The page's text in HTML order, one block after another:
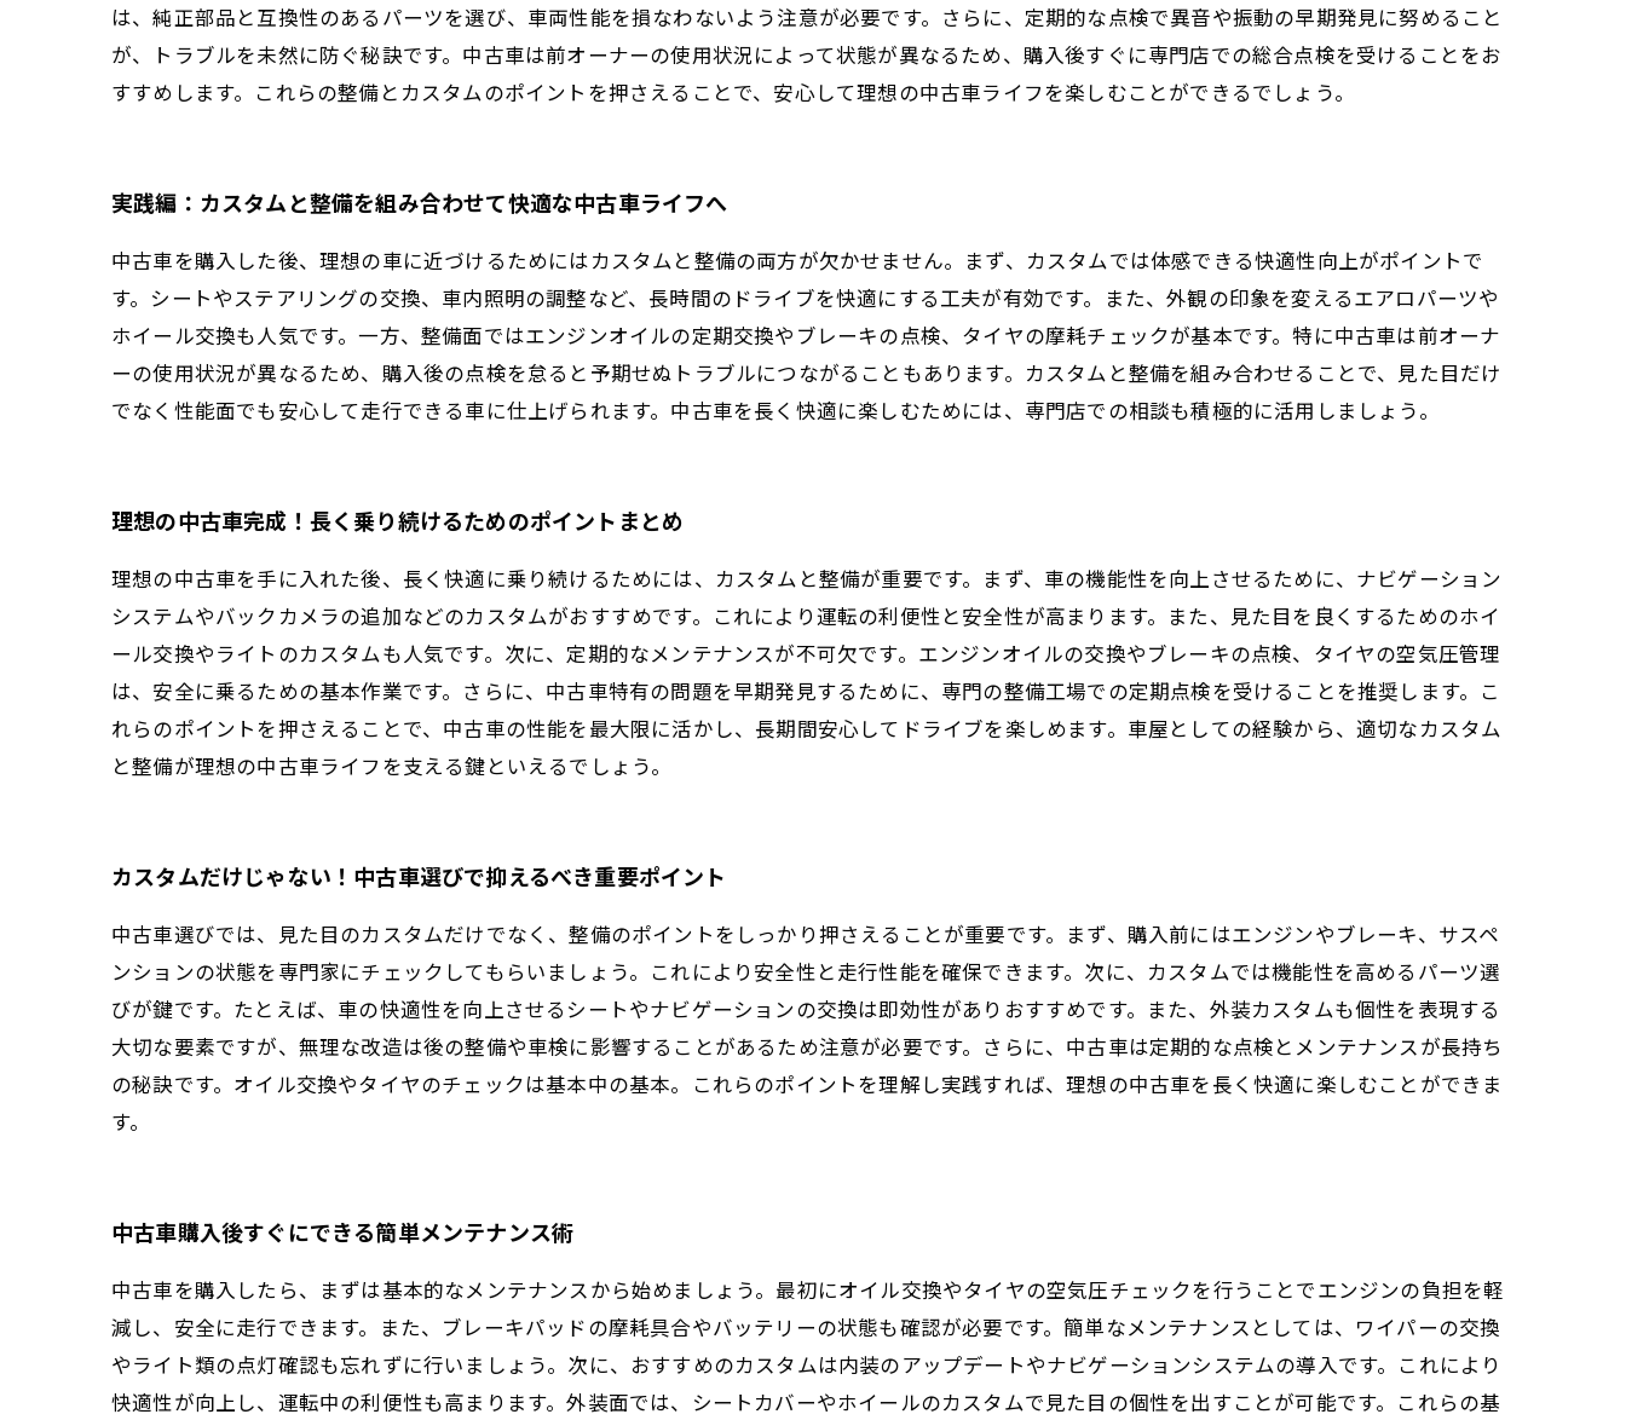
は、純正部品と互換性のあるパーツを選び、車両性能を損なわないよう注意が必要です。さらに、定期的な点検で異音や振動の早期発見に努めること
が、トラブルを未然に防ぐ秘訣です。中古車は前オーナーの使用状況によって状態が異なるため、購入後すぐに専門店での総合点検を受けることをお
すすめします。これらの整備とカスタムのポイントを押さえることで、安心して理想の中古車ライフを楽しむことができるでしょう。
実践編：カスタムと整備を組み合わせて快適な中古車ライフへ
中古車を購入した後、理想の車に近づけるためにはカスタムと整備の両方が欠かせません。まず、カスタムでは体感できる快適性向上がポイントで
す。シートやステアリングの交換、車内照明の調整など、長時間のドライブを快適にする工夫が有効です。また、外観の印象を変えるエアロパーツや
ホイール交換も人気です。一方、整備面ではエンジンオイルの定期交換やブレーキの点検、タイヤの摩耗チェックが基本です。特に中古車は前オーナ
ーの使用状況が異なるため、購入後の点検を怠ると予期せぬトラブルにつながることもあります。カスタムと整備を組み合わせることで、見た目だけ
でなく性能面でも安心して走行できる車に仕上げられます。中古車を長く快適に楽しむためには、専門店での相談も積極的に活用しましょう。
理想の中古車完成！長く乗り続けるためのポイントまとめ
理想の中古車を手に入れた後、長く快適に乗り続けるためには、カスタムと整備が重要です。まず、車の機能性を向上させるために、ナビゲーション
システムやバックカメラの追加などのカスタムがおすすめです。これにより運転の利便性と安全性が高まります。また、見た目を良くするためのホイ
ール交換やライトのカスタムも人気です。次に、定期的なメンテナンスが不可欠です。エンジンオイルの交換やブレーキの点検、タイヤの空気圧管理
は、安全に乗るための基本作業です。さらに、中古車特有の問題を早期発見するために、専門の整備工場での定期点検を受けることを推奨します。こ
れらのポイントを押さえることで、中古車の性能を最大限に活かし、長期間安心してドライブを楽しめます。車屋としての経験から、適切なカスタム
と整備が理想の中古車ライフを支える鍵といえるでしょう。
カスタムだけじゃない！中古車選びで抑えるべき重要ポイント
中古車選びでは、見た目のカスタムだけでなく、整備のポイントをしっかり押さえることが重要です。まず、購入前にはエンジンやブレーキ、サスペ
ンションの状態を専門家にチェックしてもらいましょう。これにより安全性と走行性能を確保できます。次に、カスタムでは機能性を高めるパーツ選
びが鍵です。たとえば、車の快適性を向上させるシートやナビゲーションの交換は即効性がありおすすめです。また、外装カスタムも個性を表現する
大切な要素ですが、無理な改造は後の整備や車検に影響することがあるため注意が必要です。さらに、中古車は定期的な点検とメンテナンスが長持ち
の秘訣です。オイル交換やタイヤのチェックは基本中の基本。これらのポイントを理解し実践すれば、理想の中古車を長く快適に楽しむことができま
す。
中古車購入後すぐにできる簡単メンテナンス術
中古車を購入したら、まずは基本的なメンテナンスから始めましょう。最初にオイル交換やタイヤの空気圧チェックを行うことでエンジンの負担を軽
減し、安全に走行できます。また、ブレーキパッドの摩耗具合やバッテリーの状態も確認が必要です。簡単なメンテナンスとしては、ワイパーの交換
やライト類の点灯確認も忘れずに行いましょう。次に、おすすめのカスタムは内装のアップデートやナビゲーションシステムの導入です。これにより
快適性が向上し、運転中の利便性も高まります。外装面では、シートカバーやホイールのカスタムで見た目の個性を出すことが可能です。これらの基